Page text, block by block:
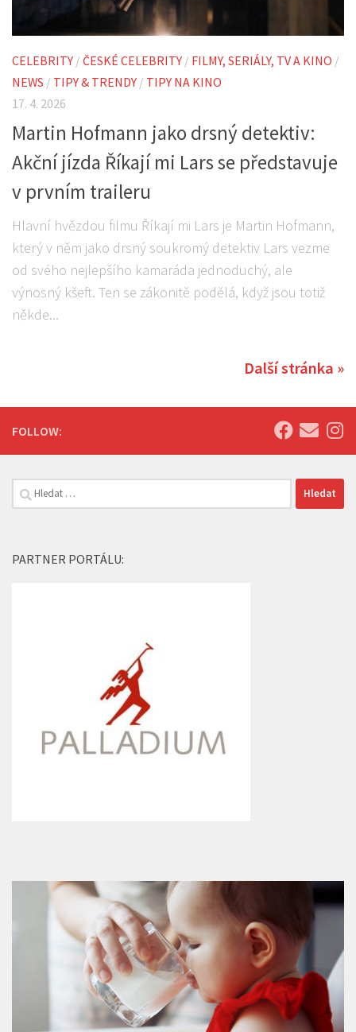
CELEBRITY / ČESKÉ CELEBRITY / FILMY, SERIÁLY, TV A KINO /
NEWS / TIPY & TRENDY / TIPY NA KINO
17. 4. 2026
Martin Hofmann jako drsný detektiv:
Akční jízda Říkají mi Lars se představuje
v prvním traileru
Hlavní hvězdou filmu Říkají mi Lars je Martin Hofmann,
který v něm jako drsný soukromý detektiv Lars vezme
od svého nejlepšího kamaráda jednoduchý, ale
výnosný kšeft. Ten se zákonitě podělá, když jsou totiž
někde...
Další stránka »
FOLLOW:
Vyhledávání
PARTNER PORTÁLU: